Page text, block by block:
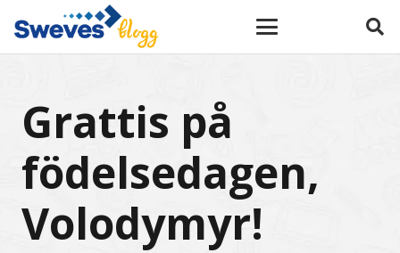
Grattis på
födelsedagen,
Volodymyr!